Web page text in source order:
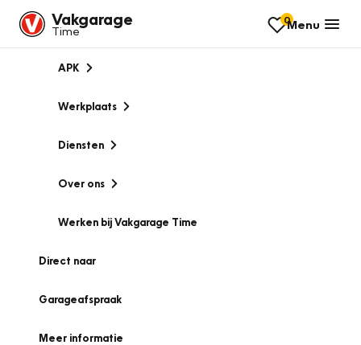
Vakgarage
Time
0Menu
APK
Werkplaats
Diensten
Over ons
Werken bij Vakgarage Time
Direct naar
Garageafspraak
Meer informatie